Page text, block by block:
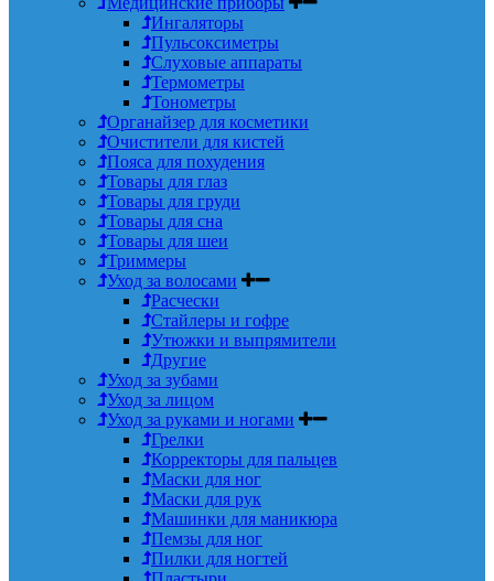
Ингаляторы
Пульсоксиметры
Слуховые аппараты
Термометры
Тонометры
Органайзер для косметики
Очистители для кистей
Пояса для похудения
Товары для глаз
Товары для груди
Товары для сна
Товары для шеи
Триммеры
Уход за волосами
Расчески
Стайлеры и гофре
Утюжки и выпрямители
Другие
Уход за зубами
Уход за лицом
Уход за руками и ногами
Грелки
Корректоры для пальцев
Маски для ног
Маски для рук
Машинки для маникюра
Пемзы для ног
Пилки для ногтей